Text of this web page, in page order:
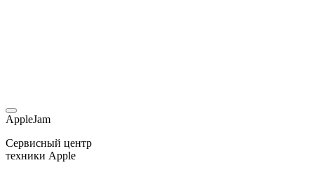
AppleJam
Сервисный центр
техники Apple